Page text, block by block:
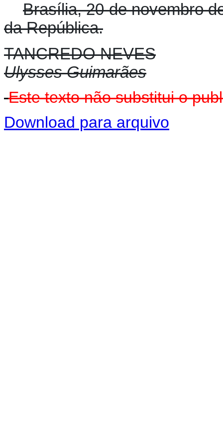
Brasília, 20 de novembro
da República.
TANCREDO NEVES
Ulysses Guimarães
Este texto não substitui o
Download para arquivo